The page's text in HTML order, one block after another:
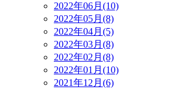
2022年06月(10)
2022年05月(8)
2022年04月(5)
2022年03月(8)
2022年02月(8)
2022年01月(10)
2021年12月(6)